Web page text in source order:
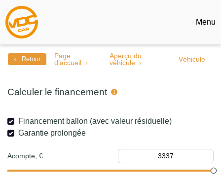
Menu
‹ Retour
Page
d’accueil
Aperçu du
véhicule
Véhicule
Calculer le financement
Financement ballon (avec valeur résiduelle)
Garantie prolongée
Acompte, €